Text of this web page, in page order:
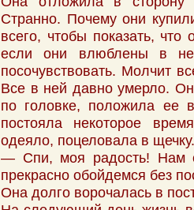
Странно. Почему они
всего, чтобы показать,
если они влюблены в
посочувствовать. Молчит
Все в ней давно умерло.
по головке, положила ее
постояла некоторое
одеяло, поцеловала в щечку.
— Спи, моя радость! Нам
прекрасно обойдемся без
Она долго ворочалась в